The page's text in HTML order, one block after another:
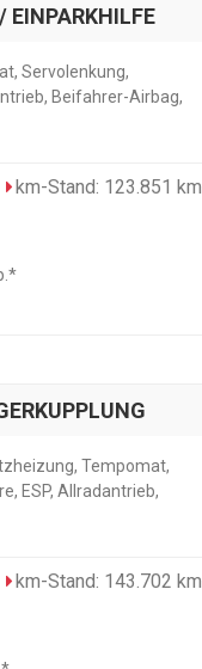
Servolenkung,
Beifahrer-Airbag,
km-Stand: 123.851 km
Tempomat,
ESP, Allradantrieb,
km-Stand: 143.702 km